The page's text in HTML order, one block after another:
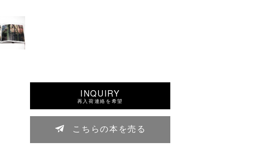
INQUIRY
再入荷連絡を希望
こちらの本を売る